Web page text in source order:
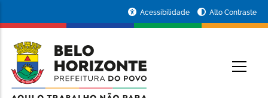
conteúdo
principal
da
Prefeitura
de
Acessibilidade Alto Contraste